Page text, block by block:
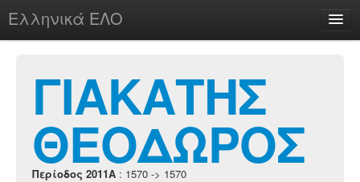
Ελληνικά ΕΛΟ
chesstu.be @ discord
Login
ΓΙΑΚΑΤΗΣ
ΘΕΟΔΩΡΟΣ
Περίοδος 2011A : 1570 -> 1570